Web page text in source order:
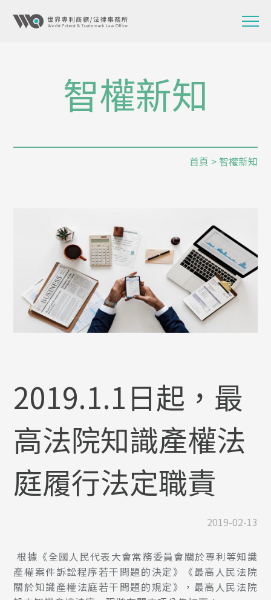
智權新知
首頁 > 智權新知
2019.1.1日起，最
高法院知識產權法
庭履行法定職責
2019-02-13
根據《全國人民代表大會常務委員會關於專利等知識
產權案件訴訟程序若干問題的決定》《最高人民法院
關於知識產權法庭若干問題的規定》，最高人民法院